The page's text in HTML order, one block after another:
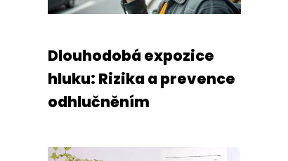
Dlouhodobá expozice
hluku: Rizika a prevence
odhlučněním